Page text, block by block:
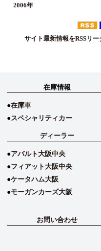
2006年
サイト最新情報をRSSリ
在庫情報
在庫車
スペシャリティカー
ディーラー
アバルト大阪中央
フィアット大阪中央
ケータハム大阪
モーガンカーズ大阪
お問い合わせ